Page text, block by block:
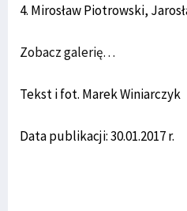
4. Mirosław Piotrowski,
Zobacz galerię…
Tekst i fot. Marek Winiarczyk
Data publikacji: 30.01.2017 r.